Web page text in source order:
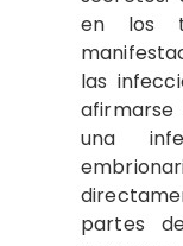
en los
las
una
partes